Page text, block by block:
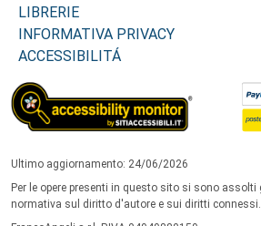
LIBRERIE
INFORMATIVA PRIVACY
ACCESSIBILITÁ
Ultimo aggiornamento: 24/06/2026
Per le opere presenti in questo sito si sono
normativa sul diritto d'autore e sui diritti connessi.